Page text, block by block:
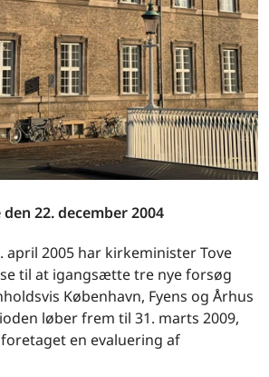
22. december 2004
april 2005 har kirkeminister Tove
til at igangsætte tre nye forsøg
København, Fyens og Århus
løber frem til 31. marts 2009,
en evaluering af